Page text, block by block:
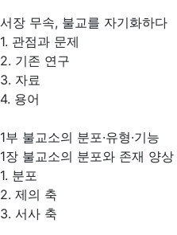
서장 무속, 불교를 자기화하다
1. 관점과 문제
2. 기존 연구
3. 자료
4. 용어
1부 불교소의 분포·유형·기능
1장 불교소의 분포와 존재 양상
1. 분포
2. 제의 축
3. 서사 축